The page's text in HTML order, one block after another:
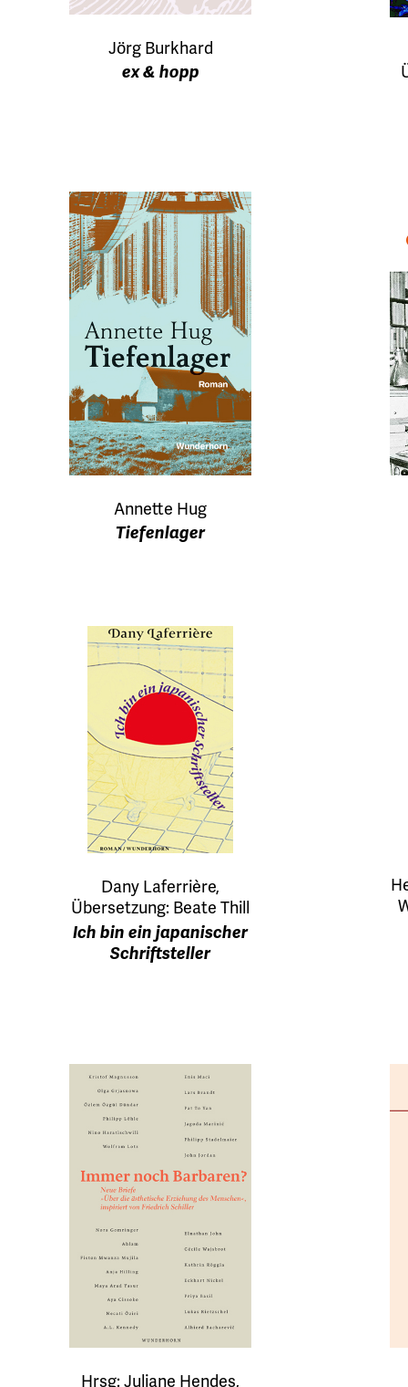
Jörg Burkhard
ex & hopp
Annette Hug
Tiefenlager
Dany Laferrière,
Übersetzung: Beate Thill
Ich bin ein japanischer
Schriftsteller
Hrsg: Juliane Hendes,